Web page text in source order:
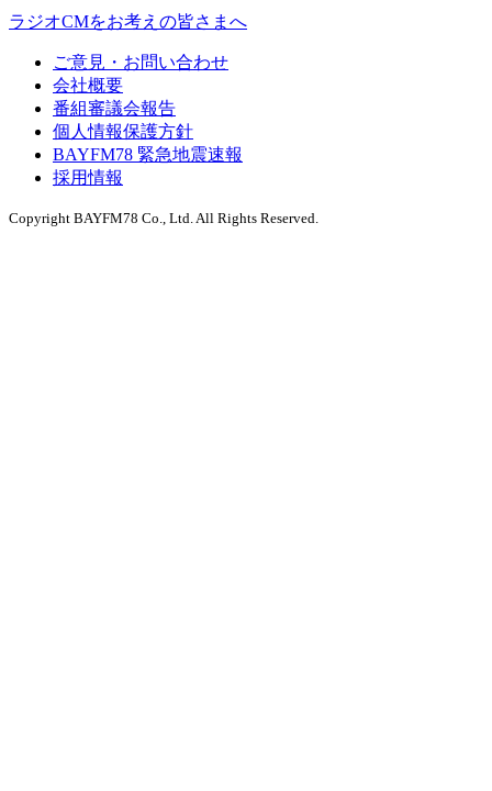
ラジオCMをお考えの皆さまへ
ご意見・お問い合わせ
会社概要
番組審議会報告
個人情報保護方針
BAYFM78 緊急地震速報
採用情報
Copyright BAYFM78 Co., Ltd. All Rights Reserved.